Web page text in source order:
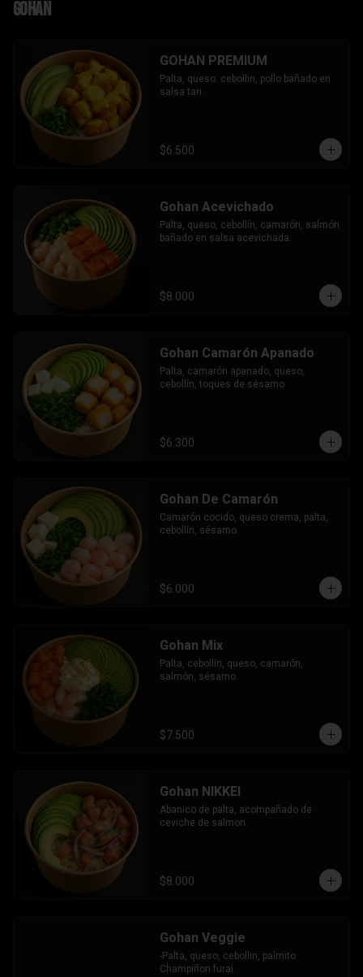
Gohan
GOHAN PREMIUM
Palta, queso. cebollin, pollo bañado en
salsa tari.
$6.500
Gohan Acevichado
Palta, queso, cebollín, camarón, salmón
bañado en salsa acevichada.
$8.000
Gohan Camarón Apanado
Palta, camarón apanado, queso,
cebollín, toques de sésamo.
$6.300
Gohan De Camarón
Camarón cocido, queso crema, palta,
cebollín, sésamo.
$6.000
Gohan Mix
Palta, cebollín, queso, camarón,
salmón, sésamo.
$7.500
Gohan NIKKEI
Abanico de palta, acompañado de
ceviche de salmon.
$8.000
Gohan Veggie
-Palta, queso, cebollin, palmito
Champiñon furai.